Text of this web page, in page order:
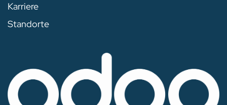
Karriere
Standorte